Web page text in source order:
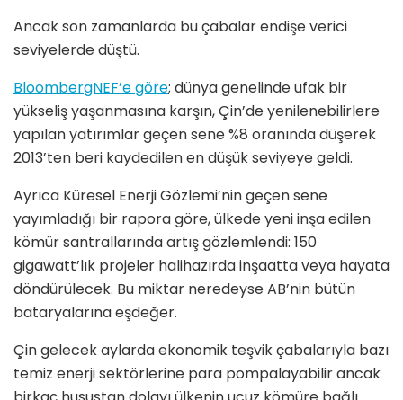
Ancak son zamanlarda bu çabalar endişe verici
seviyelerde düştü.
BloombergNEF’e göre; dünya genelinde ufak bir
yükseliş yaşanmasına karşın, Çin’de yenilenebilirlere
yapılan yatırımlar geçen sene %8 oranında düşerek
2013’ten beri kaydedilen en düşük seviyeye geldi.
Ayrıca Küresel Enerji Gözlemi’nin geçen sene
yayımladığı bir rapora göre, ülkede yeni inşa edilen
kömür santrallarında artış gözlemlendi: 150
gigawatt’lık projeler halihazırda inşaatta veya hayata
döndürülecek. Bu miktar neredeyse AB’nin bütün
bataryalarına eşdeğer.
Çin gelecek aylarda ekonomik teşvik çabalarıyla bazı
temiz enerji sektörlerine para pompalayabilir ancak